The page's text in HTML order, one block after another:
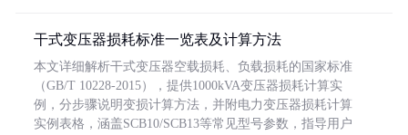
干式变压器损耗标准一览表及计算方法
本文详细解析干式变压器空载损耗、负载损耗的国家标准
（GB/T 10228-2015），提供1000kVA变压器损耗计算实
例，分步骤说明变损计算方法，并附电力变压器损耗计算
实例表格，涵盖SCB10/SCB13等常见型号参数，指导用户